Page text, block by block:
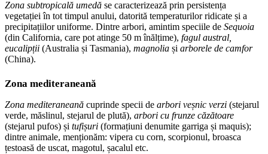
Zona subtropicală umedă se caracterizează prin persistența
vegetației în tot timpul anului, datorită temperaturilor ridicate și a
precipitațiilor uniforme. Dintre arbori, amintim speciile de Sequoia
(din California, care pot atinge 50 m înălțime), fagul austral,
eucalipții (Australia și Tasmania), magnolia și arborele de camfor
(China).
Zona mediteraneană
Zona mediteraneană cuprinde specii de arbori veșnic verzi (stejarul
verde, măslinul, stejarul de plută), arbori cu frunze căzătoare
(stejarul pufos) și tufișuri (formațiuni denumite garriga și maquis);
dintre animale, menționăm: vipera cu corn, scorpionul, broasca
țestoasă de uscat, magotul, șacalul etc.